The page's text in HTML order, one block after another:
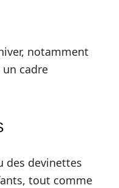
notamment
cadre
des devinettes
tout comme